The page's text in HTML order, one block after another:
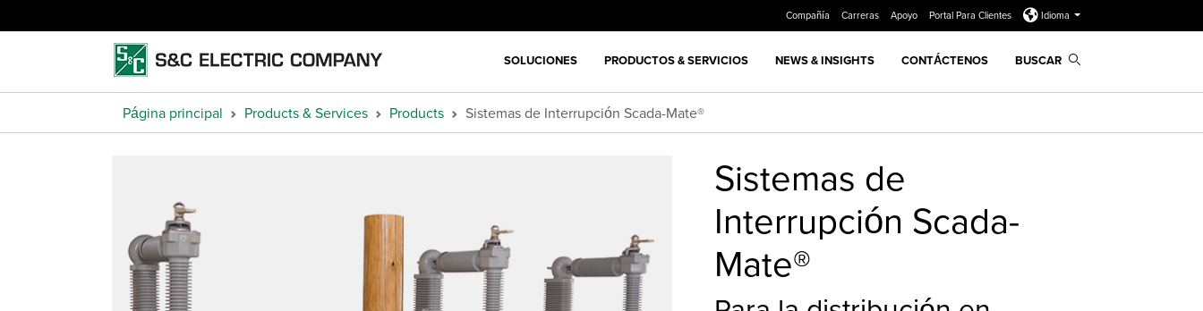
Compañía Carreras Apoyo Portal Para Clientes Idioma
SOLUCIONES PRODUCTOS & SERVICIOS NEWS & INSIGHTS CONTÁCTENOS BUSCAR
Página principal Products & Services Products Sistemas de Interrupción Scada-Mate®
Sistemas de
Interrupción Scada-
Mate®